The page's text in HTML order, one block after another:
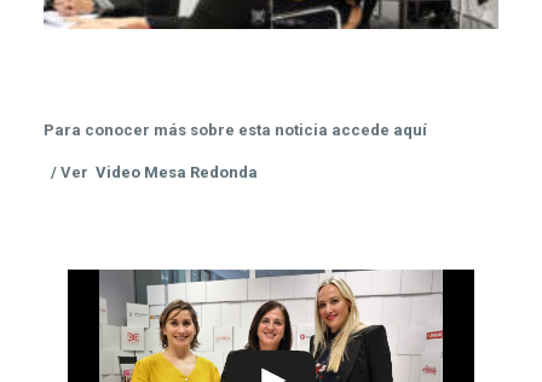
Para conocer más sobre esta noticia accede aquí
/ Ver Video Mesa Redonda